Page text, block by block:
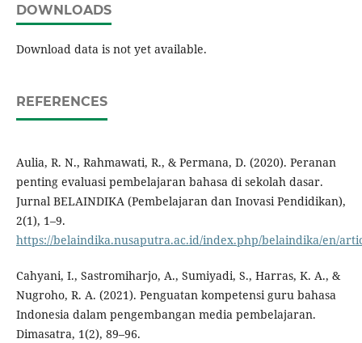
DOWNLOADS
Download data is not yet available.
REFERENCES
Aulia, R. N., Rahmawati, R., & Permana, D. (2020). Peranan
penting evaluasi pembelajaran bahasa di sekolah dasar.
Jurnal BELAINDIKA (Pembelajaran dan Inovasi Pendidikan),
2(1), 1–9.
https://belaindika.nusaputra.ac.id/index.php/belaindika/en/
Cahyani, I., Sastromiharjo, A., Sumiyadi, S., Harras, K. A., &
Nugroho, R. A. (2021). Penguatan kompetensi guru bahasa
Indonesia dalam pengembangan media pembelajaran.
Dimasatra, 1(2), 89–96.